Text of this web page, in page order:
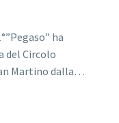
ha
del Circolo
Martino dalla…